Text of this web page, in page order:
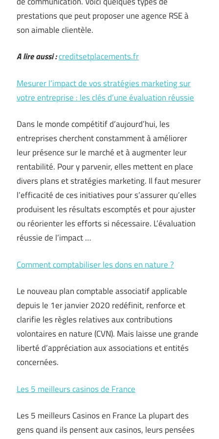
prestations que peut proposer une agence RSE à
son aimable clientèle.
A lire aussi :creditsetplacements.fr
Mesurer l’impact de vos stratégies marketing sur
votre entreprise : les clés d’une évaluation réussie
Dans le monde compétitif d’aujourd’hui, les
entreprises cherchent constamment à améliorer
leur présence sur le marché et à augmenter leur
rentabilité. Pour y parvenir, elles mettent en place
divers plans et stratégies marketing. Il faut mesurer
l’efficacité de ces initiatives pour s’assurer qu’elles
produisent les résultats escomptés et pour ajuster
ou réorienter les efforts si nécessaire. L’évaluation
réussie de l’impact …
Comment comptabiliser les dons en nature ?
Le nouveau plan comptable associatif applicable
depuis le 1er janvier 2020 redéfinit, renforce et
clarifie les règles relatives aux contributions
volontaires en nature (CVN). Mais laisse une grande
liberté d’appréciation aux associations et entités
concernées.
Les 5 meilleurs casinos de France
Les 5 meilleurs Casinos en France La plupart des
gens quand ils pensent aux casinos, leurs pensées